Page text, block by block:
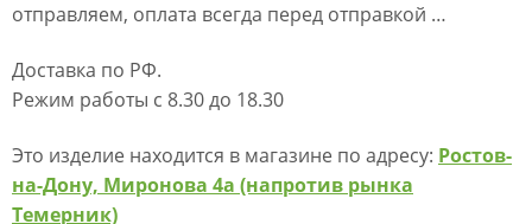
отправляем, оплата всегда перед отправкой …
Доставка по РФ.
Режим работы с 8.30 до 18.30
Это изделие находится в магазине по адресу: Ростов-
на-Дону, Миронова 4а (напротив рынка
Темерник)